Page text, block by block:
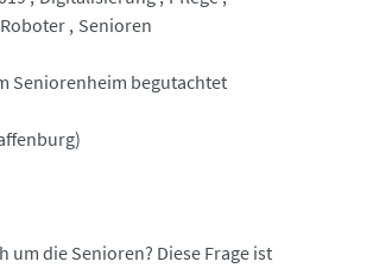
Roboter Senioren
Seniorenheim begutachtet
um die Senioren? Diese Frage ist